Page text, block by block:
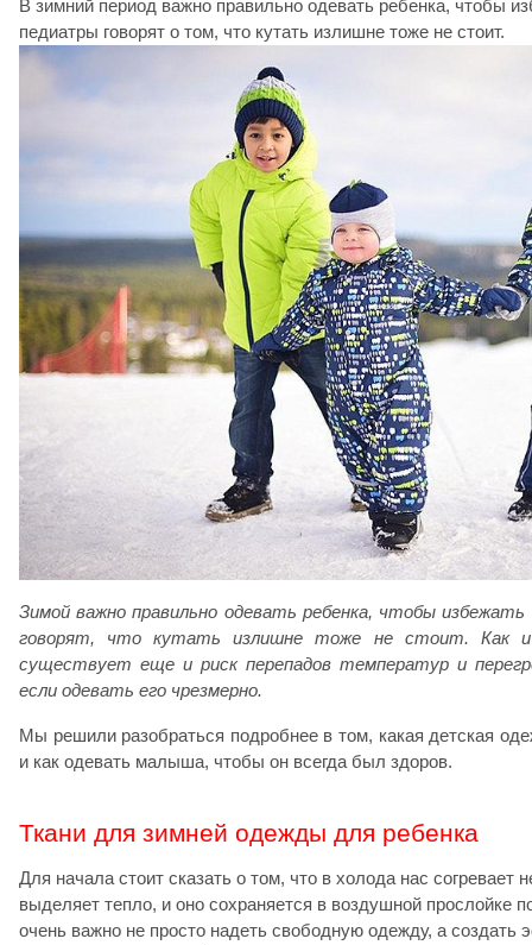
В зимний период важно правильно одевать ребенка, чтобы
педиатры говорят о том, что кутать излишне тоже не стоит.
Зимой важно правильно одевать ребенка, чтобы
говорят, что кутать излишне тоже не стоит. Как и
существует еще и риск перепадов температур и
если одевать его чрезмерно.
Мы решили разобраться подробнее в том, какая детская
и как одевать малыша, чтобы он всегда был здоров.
Ткани для зимней одежды для ребенка
Для начала стоит сказать о том, что в холода нас согревает
выделяет тепло, и оно сохраняется в воздушной прослойке
очень важно не просто надеть свободную одежду, а создать